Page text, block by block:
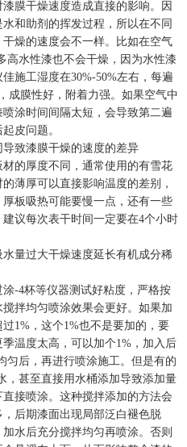
干燥速度造成直接的影响。因
和助剂的挥发过程，所以在不同
燥的速度会不一样。比如在空气
高水性漆也不会干燥，因为水性漆
施工湿度在30%-50%左右，每遍
成膜性好，附着力强。如果空气中
涂时间间隔太短，会导致第二遍
皮问题。
致漆膜干燥的速度的差异
的厚度不同，通常使用的有雪花
薄厚可以直接影响温度的差别，
板吸热可能要慢一点，还有一些
议每次表干时间一定要在4个小时
量过大干燥速度延长有机成分稀
-4杯等仪器测试好粘度，严格按
拌均匀喷涂效果会更好。如果加
1%，这个1%也不是要加的，要
温度太高，可以加个1%，加入后
匀后，再进行喷涂施工。但是有的
，甚至直接用水桶添加导致添加量
接喷涂。这种搅拌添加的方法会
后期漆面出现局部泛白褪色脱
水后充分搅拌均匀再喷涂。否则